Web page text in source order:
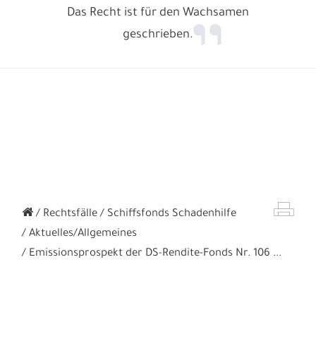
Das Recht ist für den Wachsamen
geschrieben.
Rechtsfälle
Schiffsfonds Schadenhilfe
Aktuelles/Allgemeines
Emissionsprospekt der DS-Rendite-Fonds Nr. 106 ...